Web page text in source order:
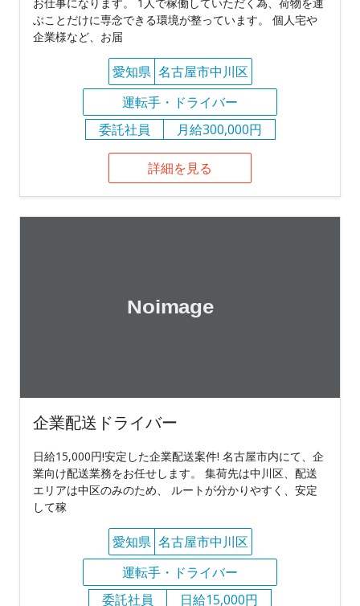
ぶことだけに専念できる環境が整っています。 個人宅や
企業様など、お届
愛知県 名古屋市中川区
運転手・ドライバー
委託社員
月給300,000円
詳細を見る
企業配送ドライバー
日給15,000円!安定した企業配送案件! 名古屋市内にて、企
業向け配送業務をお任せします。 集荷先は中川区、配送
エリアは中区のみのため、 ルートが分かりやすく、安定
して稼
愛知県 名古屋市中川区
運転手・ドライバー
委託社員
日給15,000円